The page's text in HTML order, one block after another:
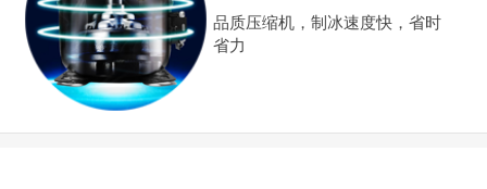
品质压缩机，制冰速度快，省时
省力